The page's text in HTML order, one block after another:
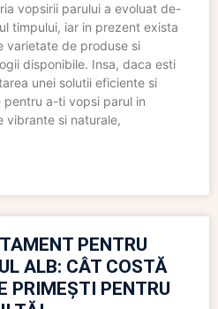
vopsirii parului a evoluat de-
timpului, iar in prezent exista
varietate de produse si
disponibile. Insa, daca esti
unei solutii eficiente si
pentru a-ti vopsi parul in
vibrante si naturale,
PENTRU
ALB: CÂT COSTĂ
PRIMEȘTI PENTRU